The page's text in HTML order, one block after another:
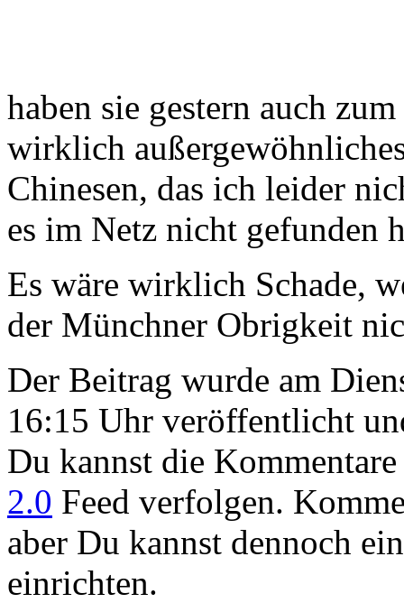
haben sie gestern auch
wirklich
Chinesen, das ich leider
es im Netz nicht gefunden
Es wäre wirklich Schade,
der Münchner Obrigkeit
Der Beitrag wurde am
16:15 Uhr veröffentlicht
Du kannst die
2.0 Feed verfolgen.
aber Du kannst dennoch
einrichten.